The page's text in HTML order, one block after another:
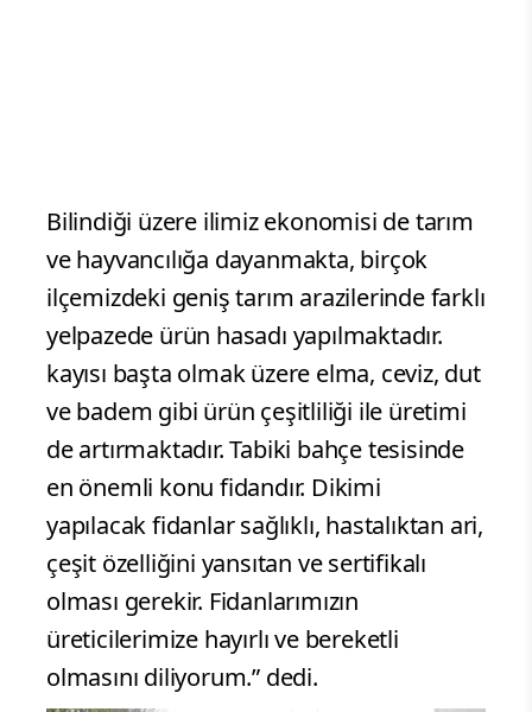
Bilindiği üzere ilimiz ekonomisi de tarım
ve hayvancılığa dayanmakta, birçok
ilçemizdeki geniş tarım arazilerinde farklı
yelpazede ürün hasadı yapılmaktadır.
kayısı başta olmak üzere elma, ceviz, dut
ve badem gibi ürün çeşitliliği ile üretimi
de artırmaktadır. Tabiki bahçe tesisinde
en önemli konu fidandır. Dikimi
yapılacak fidanlar sağlıklı, hastalıktan ari,
çeşit özelliğini yansıtan ve sertifikalı
olması gerekir. Fidanlarımızın
üreticilerimize hayırlı ve bereketli
olmasını diliyorum.” dedi.